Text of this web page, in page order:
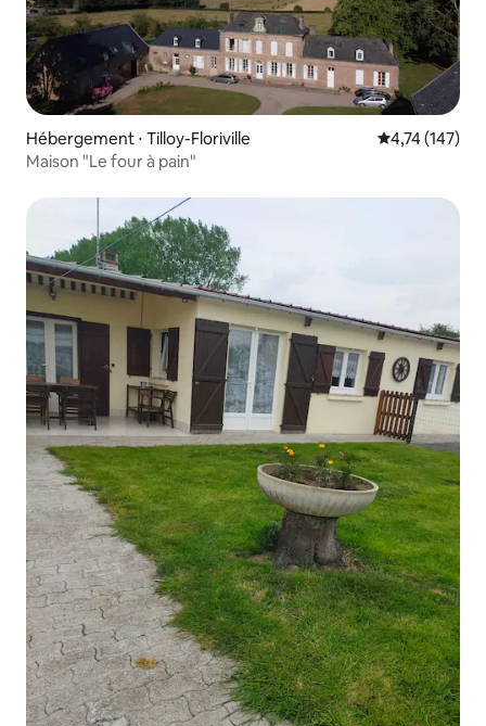
Hébergement ⋅ Tilloy-Floriville Évaluation
4,74 (147)
Maison "Le four à pain"